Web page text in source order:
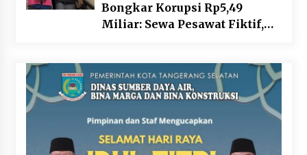
Bongkar Korupsi Rp5,49
Miliar: Sewa Pesawat Fiktif,